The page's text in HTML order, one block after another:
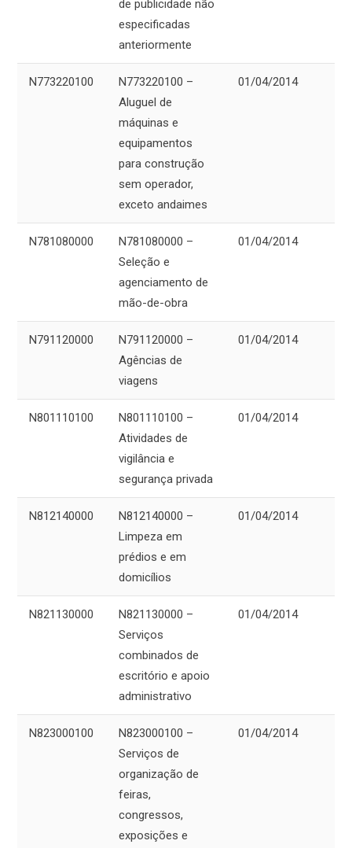
de publicidade não
especificadas
anteriormente
N773220100
N773220100 –
Aluguel de
máquinas e
equipamentos
para construção
sem operador,
exceto andaimes
01/04/2014
N781080000
N781080000 –
Seleção e
agenciamento de
mão-de-obra
01/04/2014
N791120000
N791120000 –
Agências de
viagens
01/04/2014
N801110100
N801110100 –
Atividades de
vigilância e
segurança privada
01/04/2014
N812140000
N812140000 –
Limpeza em
prédios e em
domicílios
01/04/2014
N821130000
N821130000 –
Serviços
combinados de
escritório e apoio
administrativo
01/04/2014
N823000100
N823000100 –
Serviços de
organização de
feiras,
congressos,
exposições e
01/04/2014